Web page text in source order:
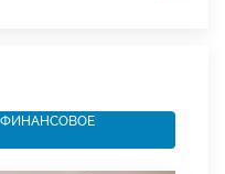
ФИНАНСОВОЕ